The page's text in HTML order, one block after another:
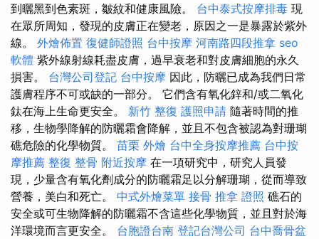
到曬黑到色素斑，皺紋和健康風險。 台中泰式按摩排毒 現
在眾所周知，發現的皮膚正在變老，原因之一是暴露於紫外
線。 外燴佈置 復健師證照 台中按摩 河南路四段推拿 seo
軟體 紫外線射線耗盡皮膚，過早衰老和對皮膚細胞的永久
損害。 台灣公司登記 台中按摩 因此，防曬已成為我們日常
護膚程序不可或缺的一部分。 它們含有氧化鋅和/或二氧化
鈦在海上生命更安全。 新竹 整復 護照申請 隨著時間的推
移，生物學降解的防曬霜會降解，並且不包含被認為對珊瑚
礁危險的化學物質。 苗栗 外燴 台中全身按摩推薦 台中按
摩推薦 整復 整骨 附近按摩 在一項研究中，研究人員發
現，少量含有氧化劑成分的防曬霜足以分解珊瑚，從而導致
營養，美白和死亡。 中式外燴菜單 接骨 推拿 證照 礁石的
安全或可生物降解的防曬霜不含這些化學物質，並且對於海
洋環境而言更安全。 台胞證台南 登記台灣公司 台中喬骨盆